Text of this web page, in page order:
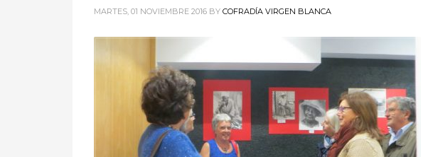
MARTES, 01 NOVIEMBRE 2016 BY COFRADÍA VIRGEN BLANCA